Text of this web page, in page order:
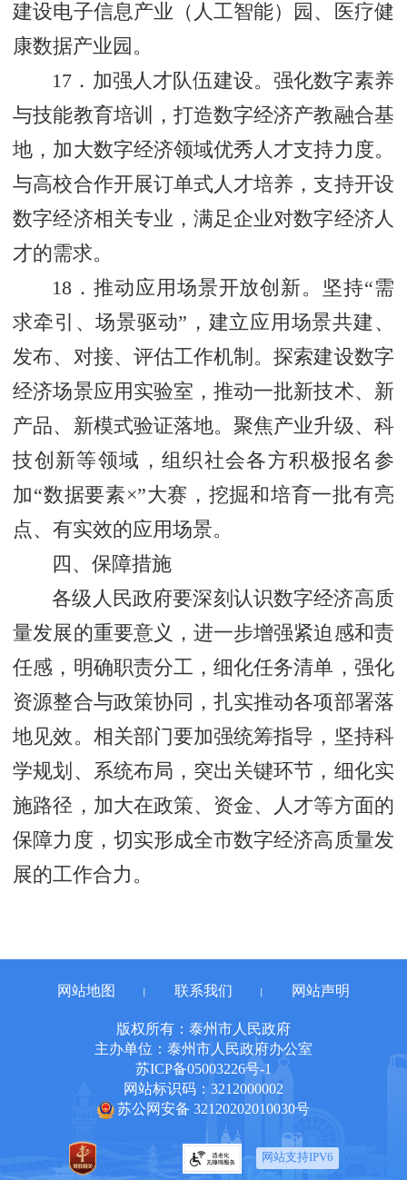
建设电子信息产业（人工智能）园、医疗健
康数据产业园。
17．加强人才队伍建设。强化数字素养
与技能教育培训，打造数字经济产教融合基
地，加大数字经济领域优秀人才支持力度。
与高校合作开展订单式人才培养，支持开设
数字经济相关专业，满足企业对数字经济人
才的需求。
18．推动应用场景开放创新。坚持“需
求牵引、场景驱动”，建立应用场景共建、
发布、对接、评估工作机制。探索建设数字
经济场景应用实验室，推动一批新技术、新
产品、新模式验证落地。聚焦产业升级、科
技创新等领域，组织社会各方积极报名参
加“数据要素×”大赛，挖掘和培育一批有亮
点、有实效的应用场景。
四、保障措施
各级人民政府要深刻认识数字经济高质
量发展的重要意义，进一步增强紧迫感和责
任感，明确职责分工，细化任务清单，强化
资源整合与政策协同，扎实推动各项部署落
地见效。相关部门要加强统筹指导，坚持科
学规划、系统布局，突出关键环节，细化实
施路径，加大在政策、资金、人才等方面的
保障力度，切实形成全市数字经济高质量发
展的工作合力。
网站地图 联系我们 网站声明
版权所有：泰州市人民政府
主办单位：泰州市人民政府办公室
苏ICP备05003226号-1
网站标识码：3212000002
苏公网安备 32120202010030号
网站支持IPV6